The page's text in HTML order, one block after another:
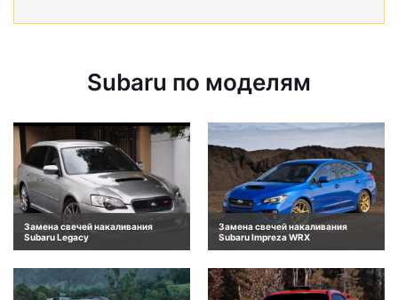
Subaru по моделям
Замена свечей накаливания
Subaru Legacy
Замена свечей накаливания
Subaru Impreza WRX